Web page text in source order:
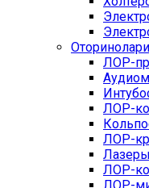
ЛОР-
ЛОР-
ЛОР-
ЛОР-